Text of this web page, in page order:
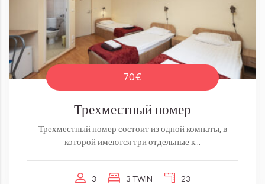
70€
Трехместный номер
Трехместный номер состоит из одной комнаты, в
которой имеются три отдельные к...
3 3 TWIN 23